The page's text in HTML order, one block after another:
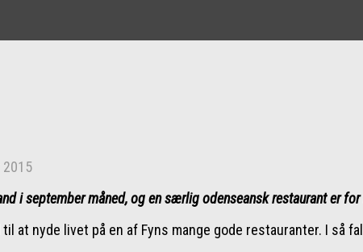
2015
i september måned, og en særlig odenseansk restaurant er
at nyde livet på en af Fyns mange gode restauranter. I så